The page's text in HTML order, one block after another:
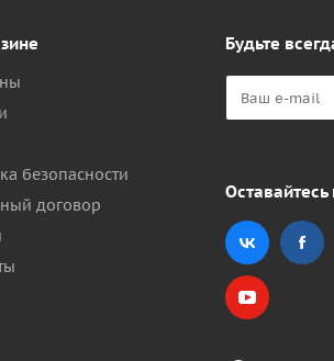
безопасности
договор
Будьте
Оставайтесь